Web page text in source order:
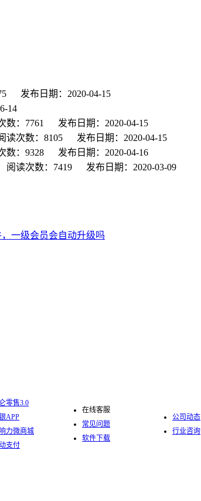
发布日期：2020-04-15
14
数：7761
发布日期：2020-04-15
读次数：8105
发布日期：2020-04-15
数：9328
发布日期：2020-04-16
阅读次数：7419 发布日期：2020-03-09
一级会员会自动升级吗
零售3.0
APP
力微商城
支付
在线客服
常见问题
软件下载
公司动态
行业咨询